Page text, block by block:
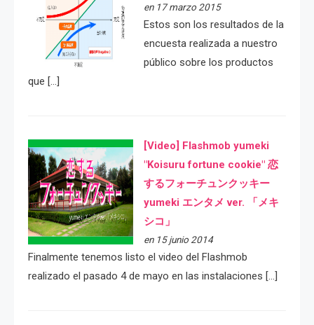
en 17 marzo 2015
Estos son los resultados de la
encuesta realizada a nuestro
público sobre los productos
que […]
[Video] Flashmob yumeki
"Koisuru fortune cookie" 恋
するフォーチュンクッキー
yumeki エンタメ ver. 「メキ
シコ」
en 15 junio 2014
Finalmente tenemos listo el video del Flashmob
realizado el pasado 4 de mayo en las instalaciones […]